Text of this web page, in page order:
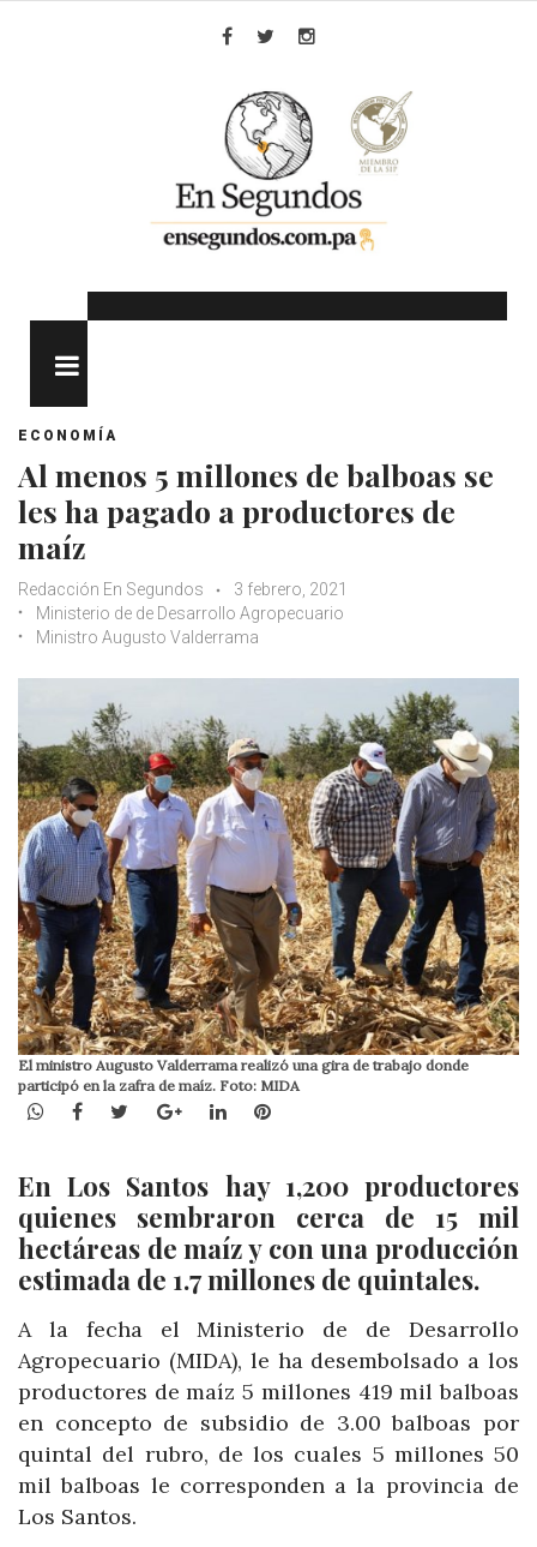
ECONOMÍA
Al menos 5 millones de balboas se
les ha pagado a productores de
maíz
Redacción En Segundos
3 febrero, 2021
Ministerio de de Desarrollo Agropecuario
Ministro Augusto Valderrama
El ministro Augusto Valderrama realizó una gira de trabajo donde
participó en la zafra de maíz. Foto: MIDA
WhatsApp
Facebook
TwitterGoogle+LinkedInPinterest
En Los Santos hay 1,200 productores
quienes sembraron cerca de 15 mil
hectáreas de maíz y con una producción
estimada de 1.7 millones de quintales.
A la fecha el Ministerio de de Desarrollo
Agropecuario (MIDA), le ha desembolsado a los
productores de maíz 5 millones 419 mil balboas
en concepto de subsidio de 3.00 balboas por
quintal del rubro, de los cuales 5 millones 50
mil balboas le corresponden a la provincia de
Los Santos.